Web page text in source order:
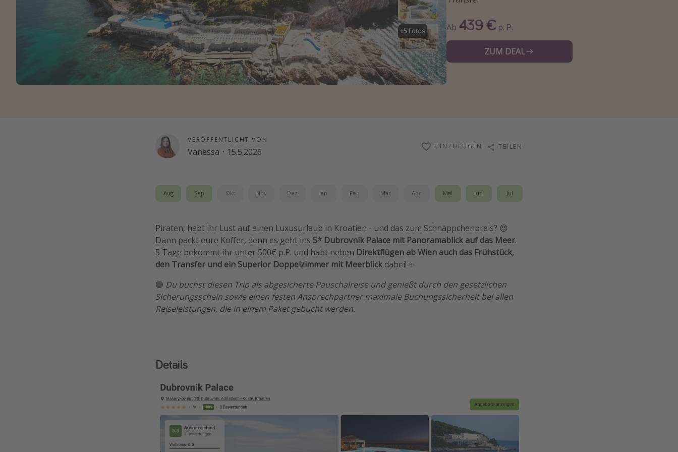
+5 Fotos Ab 439 € p. P.
ZUM DEAL
VERÖFFENTLICHT VON
Vanessa · 15.5.2026
HINZUFÜGEN TEILEN
Aug Sep Okt Nov Dez Jan Feb Mär Apr Mai Jun Jul
Piraten, habt ihr Lust auf einen Luxusurlaub in Kroatien - und das zum Schnäppchenpreis? 😍
Dann packt eure Koffer, denn es geht ins 5* Dubrovnik Palace mit Panoramablick auf das Meer.
5 Tage bekommt ihr unter 500€ p.P. und habt neben Direktflügen ab Wien auch das Frühstück,
den Transfer und ein Superior Doppelzimmer mit Meerblick dabei! ✨
🟢 Du buchst diesen Trip als abgesicherte Pauschalreise und genießt durch den gesetzlichen
Sicherungsschein sowie einen festen Ansprechpartner maximale Buchungssicherheit bei allen
Reiseleistungen, die in einem Paket gebucht werden.
Details